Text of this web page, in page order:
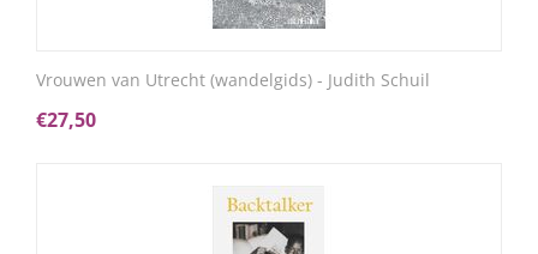
Vrouwen van Utrecht (wandelgids) - Judith Schuil
€27,50